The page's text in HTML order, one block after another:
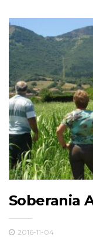
Soberania
2016-11-04